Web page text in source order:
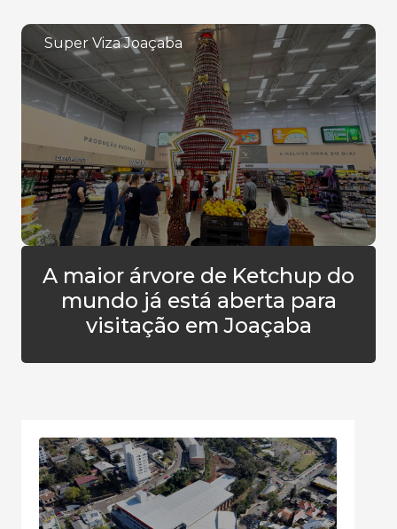
Super Viza Joaçaba
A maior árvore de Ketchup do
mundo já está aberta para
visitação em Joaçaba